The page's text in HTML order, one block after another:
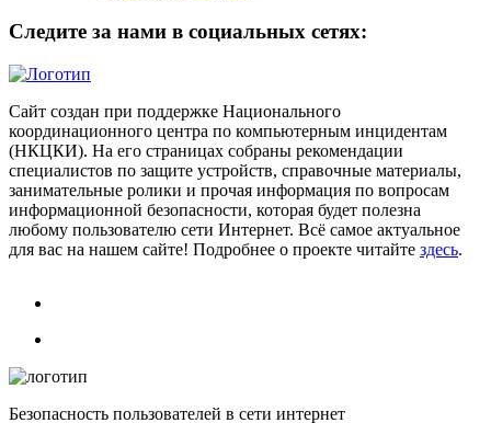
Следите за нами в социальных сетях:
Сайт создан при поддержке Национального
координационного центра по компьютерным инцидентам
(НКЦКИ). На его страницах собраны рекомендации
специалистов по защите устройств, справочные материалы,
занимательные ролики и прочая информация по вопросам
информационной безопасности, которая будет полезна
любому пользователю сети Интернет. Всё самое актуальное
для вас на нашем сайте! Подробнее о проекте читайте здесь.
Безопасность пользователей в сети интернет